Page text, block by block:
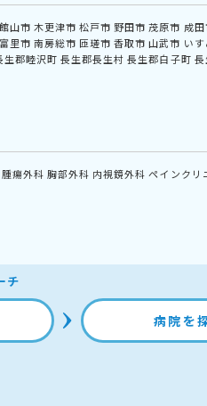
館山市 木更津市 松戸市 野田市 茂原市 成
富里市 南房総市 匝瑳市 香取市 山武市 い
生郡睦沢町 長生郡長生村 長生郡白子町
腫瘍外科 胸部外科 内視鏡外科 ペインクリ
チ
病院を